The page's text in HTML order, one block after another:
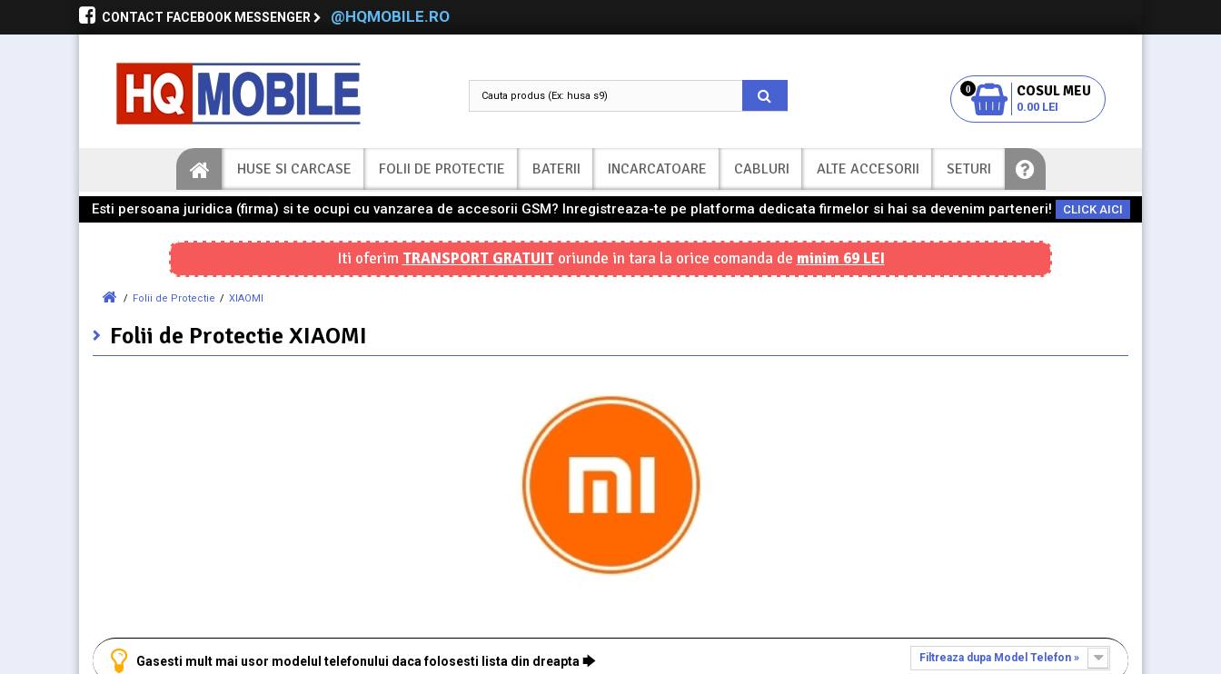
CONTACT FACEBOOK MESSENGER @HQMOBILE.RO
0.00 LEI
0
HUSE SI CARCASE FOLII DE PROTECTIE BATERII INCARCATOARE CABLURI ALTE ACCESORII SETURI
Esti persoana juridica (firma) si te ocupi cu vanzarea de accesorii GSM? Inregistreaza-te pe platforma dedicata firmelor si hai sa devenim parteneri! CLICK AICI
Iti oferim TRANSPORT GRATUIToriunde in tara la orice comanda de minim 69 LEI
/ Folii de Protectie / XIAOMI
Folii de Protectie XIAOMI
Gasesti mult mai usor modelul telefonului daca folosesti lista din dreapta 🡆 Filtreaza dupa Model Telefon »